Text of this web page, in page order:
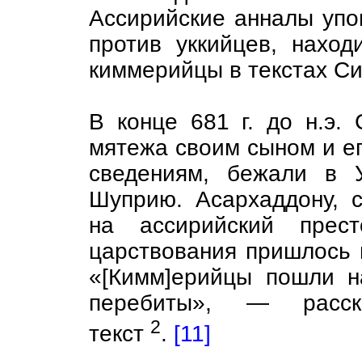
Ассирийские анналы
против уккийцев,
киммерийцы в текстах
В конце 681 г. до н.э.
мятежа своим сыном и
сведениям, бежали в
Шуприю. Асархаддону,
на ассирийский
царствования
«[Кимм]ерийцы пошли
перебиты», —
текст 2. [11]